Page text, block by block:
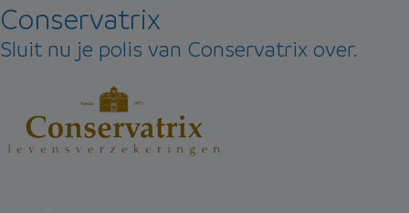
Conservatrix
Sluit nu je polis van Conservatrix over.